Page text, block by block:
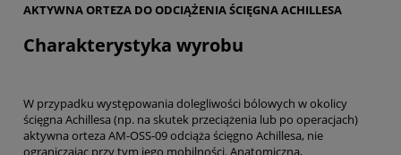
AKTYWNA ORTEZA DO ODCIĄŻENIA ŚCIĘGNA ACHILLESA
Charakterystyka wyrobu
W przypadku występowania dolegliwości bólowych w okolicy
ścięgna Achillesa (np. na skutek przeciążenia lub po operacjach)
aktywna orteza AM-OSS-09 odciąża ścięgno Achillesa, nie
ograniczając przy tym jego mobilności. Anatomiczna,